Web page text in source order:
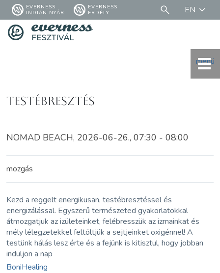
EVERNESS
INDIÁN NYÁR
EVERNESS
ERDÉLY
EN
menü
Testébresztés
NOMAD BEACH, 2026-06-26., 07:30 - 08:00
mozgás
Kezd a reggelt energikusan, testébresztéssel és
energizálással. Egyszerű természeted gyakorlatokkal
átmozgatjuk az izületeinket, felébresszük az izmainkat és
mély lélegzetekkel feltöltjük a sejtjeinket oxigénnel! A
testünk hálás lesz érte és a fejünk is kitisztul, hogy jobban
induljon a nap
BoniHealing